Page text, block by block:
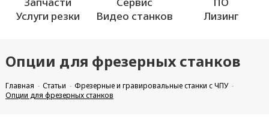
Услуги резки
Видео станков Лизинг
Опции для фрезерных станков
Главная Статьи
Фрезерные и гравировальные станки с ЧПУ
Опции для фрезерных станков